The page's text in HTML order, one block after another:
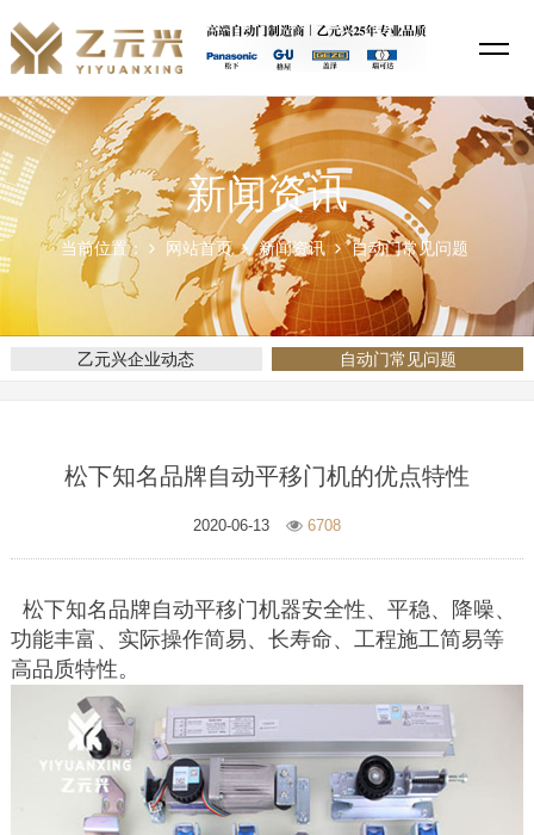
新闻资讯
当前位置： 网站首页 新闻资讯 自动门常见问题
乙元兴企业动态 自动门常见问题
松下知名品牌自动平移门机的优点特性
2020-06-13 6708
松下知名品牌自动平移门机器安全性、平稳、降噪、
功能丰富、实际操作简易、长寿命、工程施工简易等
高品质特性。